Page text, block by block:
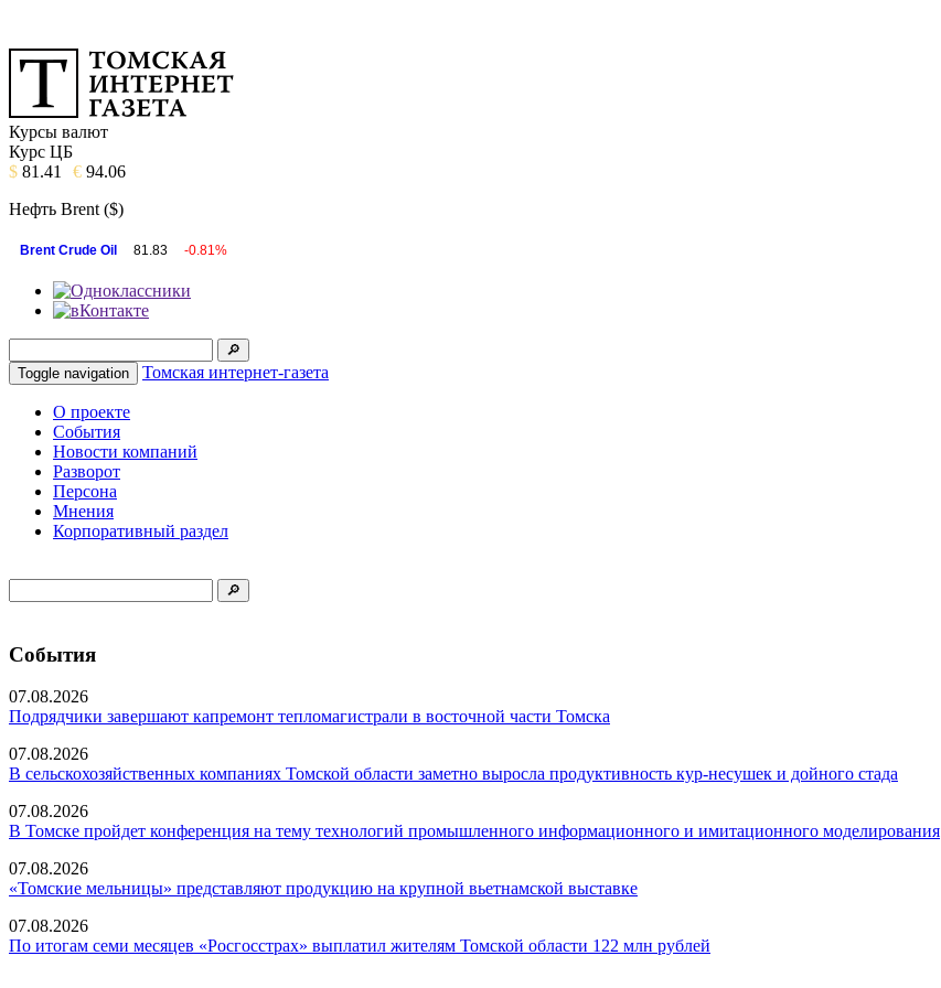
Курсы валют
Курс ЦБ
$ 81.41 € 94.06
Нефть Brent ($)
Brent Crude Oil 81.83 -0.81%
Toggle navigation Томская интернет-газета
О проекте
События
Новости компаний
Разворот
Персона
Мнения
Корпоративный раздел
События
07.08.2026
Подрядчики завершают капремонт тепломагистрали в восточной части Томска
07.08.2026
В сельскохозяйственных компаниях Томской области заметно выросла продуктивность кур-несушек и дойного стада
07.08.2026
В Томске пройдет конференция на тему технологий промышленного информационного и имитационного моделирования
07.08.2026
«Томские мельницы» представляют продукцию на крупной вьетнамской выставке
07.08.2026
По итогам семи месяцев «Росгосстрах» выплатил жителям Томской области 122 млн рублей